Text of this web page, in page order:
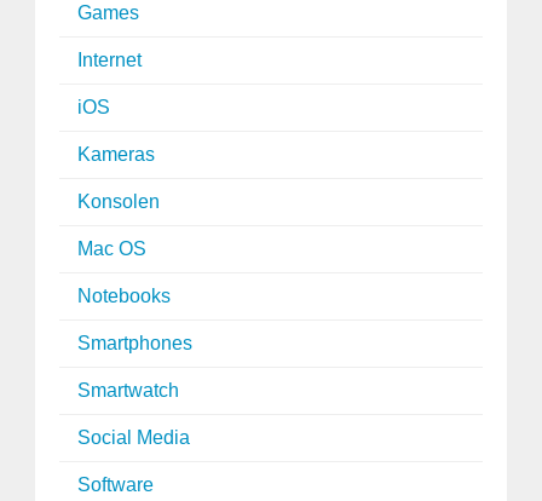
Games
Internet
iOS
Kameras
Konsolen
Mac OS
Notebooks
Smartphones
Smartwatch
Social Media
Software